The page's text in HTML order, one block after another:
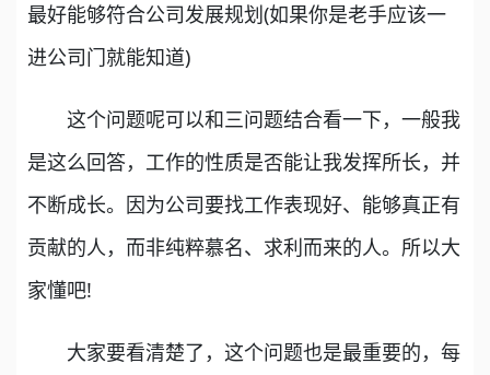
最好能够符合公司发展规划(如果你是老手应该一
进公司门就能知道)
这个问题呢可以和三问题结合看一下，一般我
是这么回答，工作的性质是否能让我发挥所长，并
不断成长。因为公司要找工作表现好、能够真正有
贡献的人，而非纯粹慕名、求利而来的人。所以大
家懂吧!
大家要看清楚了，这个问题也是最重要的，每